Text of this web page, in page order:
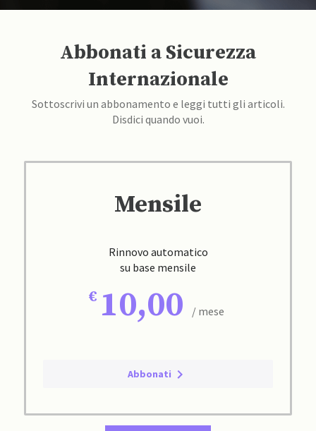
Abbonati a Sicurezza
Internazionale
Sottoscrivi un abbonamento e leggi tutti gli articoli.
Disdici quando vuoi.
Mensile
Rinnovo automatico
su base mensile
10,00 / mese
Abbonati